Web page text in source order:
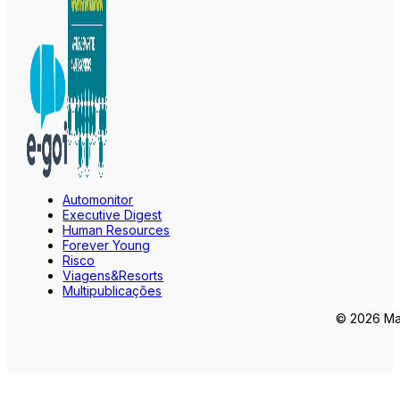
Automonitor
Executive Digest
Human Resources
Forever Young
Risco
Viagens&Resorts
Multipublicações
© 2026